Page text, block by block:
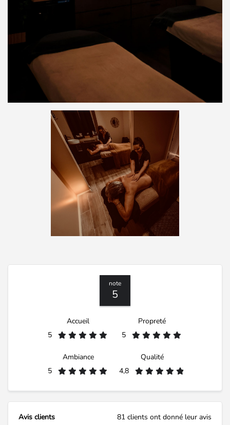
Avis clients 81 clients ont donné leur avis
Accueil
5
Propreté
5
Ambiance
5
Qualité
4,8
note
5